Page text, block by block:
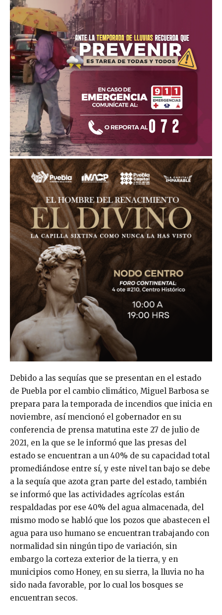
Debido a las sequías que se presentan en el estado
de Puebla por el cambio climático, Miguel Barbosa se
prepara para la temporada de incendios que inicia en
noviembre, así mencionó el gobernador en su
conferencia de prensa matutina este 27 de julio de
2021, en la que se le informó que las presas del
estado se encuentran a un 40% de su capacidad total
promediándose entre sí, y este nivel tan bajo se debe
a la sequía que azota gran parte del estado, también
se informó que las actividades agrícolas están
respaldadas por ese 40% del agua almacenada, del
mismo modo se habló que los pozos que abastecen el
agua para uso humano se encuentran trabajando con
normalidad sin ningún tipo de variación, sin
embargo la corteza exterior de la tierra, y en
municipios como Honey, en su sierra, la lluvia no ha
sido nada favorable, por lo cual los bosques se
encuentran secos.